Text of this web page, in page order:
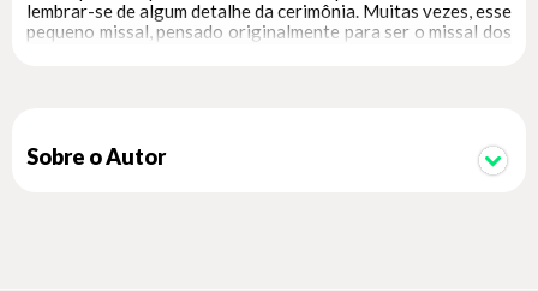
lembrar-se de algum detalhe da cerimônia. Muitas vezes, esse
pequeno missal, pensado originalmente para ser o missal dos
de um Ritual, a presente obra não visa senão tornar o
aprendizado e a celebração da Missa mais fácil e,
Sobre o Autor